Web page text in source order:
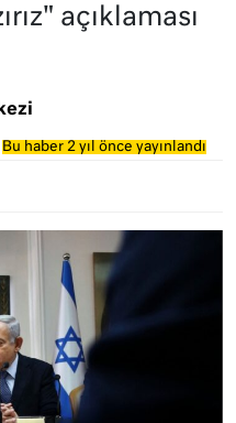
açıklaması
Bu haber 2 yıl önce yayınlandı